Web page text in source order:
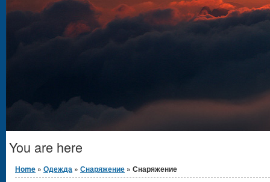
You are here
Home » Одежда » Снаряжение » Снаряжение